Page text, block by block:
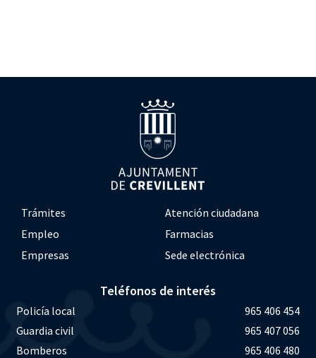
Trámites
Atención ciudadana
Empleo
Farmacias
Empresas
Sede electrónica
Teléfonos de interés
Policía local
965 406 454
Guardia civil
965 407 056
Bomberos
965 406 480